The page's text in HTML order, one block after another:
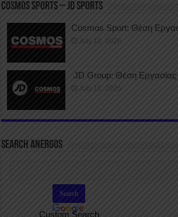
COSMOS SPORTS – JD SPORTS
Cosmos Sport: Θέση
July 10, 2026
JD Group: Θέση Εργασίας
July 10, 2026
SEARCH ANERGOS
Custom Search